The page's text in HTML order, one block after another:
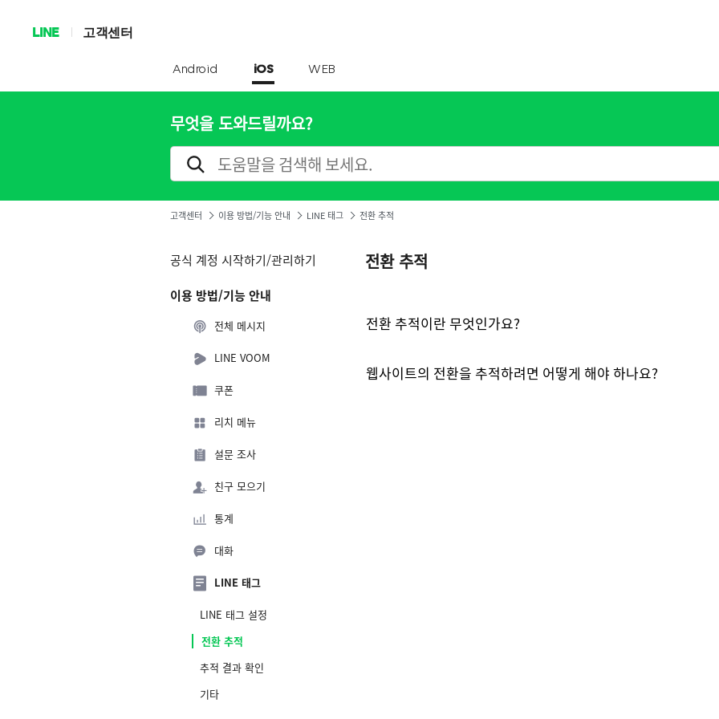
LINE 고객센터
Android iOS WEB
무엇을 도와드릴까요?
고객센터 이용 방법/기능 안내 LINE 태그 전환 추적
공식 계정 시작하기/관리하기
이용 방법/기능 안내
전체 메시지
LINE VOOM
쿠폰
리치 메뉴
설문 조사
친구 모으기
통계
대화
LINE 태그
LINE 태그 설정
전환 추적
추적 결과 확인
기타
전환 추적
전환 추적이란 무엇인가요?
웹사이트의 전환을 추적하려면 어떻게 해야 하나요?